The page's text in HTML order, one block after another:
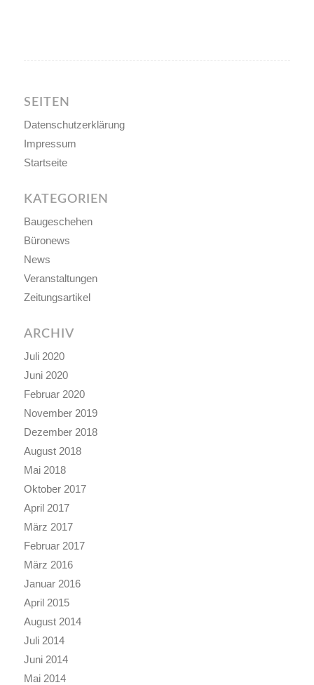
SEITEN
Datenschutzerklärung
Impressum
Startseite
KATEGORIEN
Baugeschehen
Büronews
News
Veranstaltungen
Zeitungsartikel
ARCHIV
Juli 2020
Juni 2020
Februar 2020
November 2019
Dezember 2018
August 2018
Mai 2018
Oktober 2017
April 2017
März 2017
Februar 2017
März 2016
Januar 2016
April 2015
August 2014
Juli 2014
Juni 2014
Mai 2014